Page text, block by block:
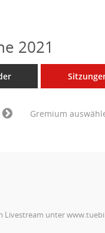
2021
Gremium
Livestream unter